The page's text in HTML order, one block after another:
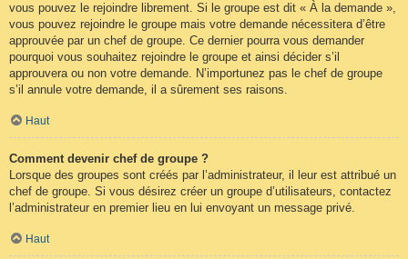
vous pouvez le rejoindre librement. Si le groupe est dit « À la demande »,
vous pouvez rejoindre le groupe mais votre demande nécessitera d’être
approuvée par un chef de groupe. Ce dernier pourra vous demander
pourquoi vous souhaitez rejoindre le groupe et ainsi décider s’il
approuvera ou non votre demande. N’importunez pas le chef de groupe
s’il annule votre demande, il a sûrement ses raisons.
Haut
Comment devenir chef de groupe ?
Lorsque des groupes sont créés par l’administrateur, il leur est attribué un
chef de groupe. Si vous désirez créer un groupe d’utilisateurs, contactez
l’administrateur en premier lieu en lui envoyant un message privé.
Haut